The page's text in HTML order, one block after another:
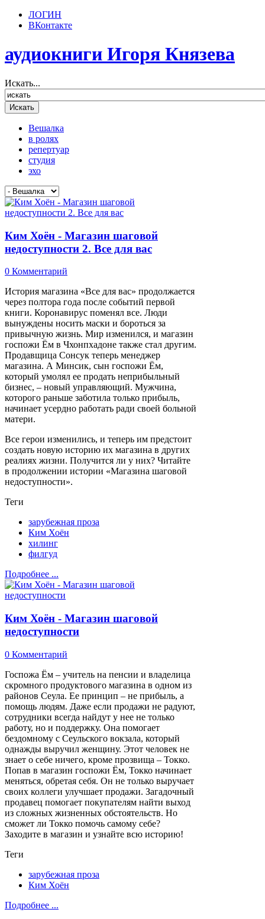
ЛОГИН
ВКонтакте
аудиокниги Игоря Князева
Искать...
Вешалка
в ролях
репертуар
студия
эхо
Ким Хоён - Магазин шаговой
недоступности 2. Все для вас
0 Комментарий
История магазина «Все для вас» продолжается
через полтора года после событий первой
книги. Коронавирус поменял все. Люди
вынуждены носить маски и бороться за
привычную жизнь. Мир изменился, и магазин
госпожи Ём в Чхонпхадоне также стал другим.
Продавщица Сонсук теперь менеджер
магазина. А Минсик, сын госпожи Ём,
который умолял ее продать неприбыльный
бизнес, – новый управляющий. Мужчина,
которого раньше заботила только прибыль,
начинает усердно работать ради своей больной
матери.
Все герои изменились, и теперь им предстоит
создать новую историю их магазина в других
реалиях жизни. Получится ли у них? Читайте
в продолжении истории «Магазина шаговой
недоступности».
Теги
зарубежная проза
Ким Хоён
хилинг
филгуд
Подробнее ...
Ким Хоён - Магазин шаговой
недоступности
0 Комментарий
Госпожа Ём – учитель на пенсии и владелица
скромного продуктового магазина в одном из
районов Сеула. Ее принцип – не прибыль, а
помощь людям. Даже если продажи не радуют,
сотрудники всегда найдут у нее не только
работу, но и поддержку. Она помогает
бездомному с Сеульского вокзала, который
однажды выручил женщину. Этот человек не
знает о себе ничего, кроме прозвища – Токко.
Попав в магазин госпожи Ём, Токко начинает
меняться, обретая себя. Он не только выручает
своих коллеги улучшает продажи. Загадочный
продавец помогает покупателям найти выход
из сложных жизненных обстоятельств. Но
сможет ли Токко помочь самому себе?
Заходите в магазин и узнайте всю историю!
Теги
зарубежная проза
Ким Хоён
Подробнее ...